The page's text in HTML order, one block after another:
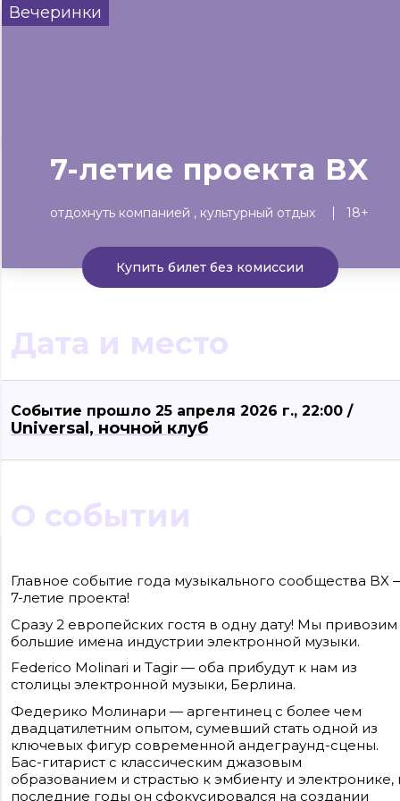
Вечеринки
7-летие проекта BX
отдохнуть компанией культурный отдых 18+
Купить билет без комиссии
Дата и место
Событие прошло 25 апреля 2026 г., 22:00 /
Universal, ночной клуб
О событии
Главное событие года музыкального сообщества BX
7-летие проекта!
Сразу 2 европейских гостя в одну дату! Мы привозим
большие имена индустрии электронной музыки.
Federico Molinari и Tagir — оба прибудут к нам из
столицы электронной музыки, Берлина.
Федерико Молинари — аргентинец с более чем
двадцатилетним опытом, сумевший стать одной из
ключевых фигур современной андеграунд-сцены.
Бас-гитарист с классическим джазовым
образованием и страстью к эмбиенту и электронике,
последние годы он сфокусировался на создании
3906148636, КПП 390601001
Контакты редакции: +7(4012) 310-124, news@klops.ru. Реклама: +7 (931) 107 50 00,
reklama@klops.ru. Афиша: +7(967) 351 20 51, reklama@klops.ru
оф. 2
Сетевое издание "Klops.ru", регистрационный номер и дата принятия
решения о регистрации: ЭЛ № ФС 77 - 78739 от 20 июля 2020 года,
информационных технологий и массовых коммуникаций (Роскомнадзор).
Учредитель: ООО "Русская медиагруппа "Западная Пресса". Главный
Фомченкова Кристина Владимировна
Материалы сайта, подписанные «CC 4.0» доступны по
лицензии Creative Commons «Attribution-ShareAlike»
(«Атрибуция — На тех же условиях») 4.0 Всемирная
Для использования остальных материалов необходимо
письменное согласие правообладателя
Политика в отношении обработки персональных